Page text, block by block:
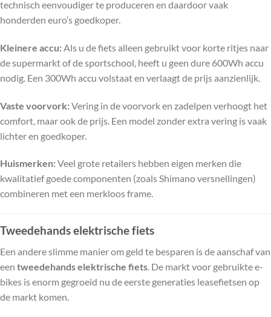
technisch eenvoudiger te produceren en daardoor vaak
honderden euro’s goedkoper.
Kleinere accu: Als u de fiets alleen gebruikt voor korte ritjes naar
de supermarkt of de sportschool, heeft u geen dure 600Wh accu
nodig. Een 300Wh accu volstaat en verlaagt de prijs aanzienlijk.
Vaste voorvork:Vering in de voorvork en zadelpen verhoogt het
comfort, maar ook de prijs. Een model zonder extra vering is vaak
lichter en goedkoper.
Huismerken:Veel grote retailers hebben eigen merken die
kwalitatief goede componenten (zoals Shimano versnellingen)
combineren met een merkloos frame.
Tweedehands elektrische fiets
Een andere slimme manier om geld te besparen is de aanschaf van
een tweedehands elektrische fiets . De markt voor gebruikte e-
bikes is enorm gegroeid nu de eerste generaties leasefietsen op
de markt komen.